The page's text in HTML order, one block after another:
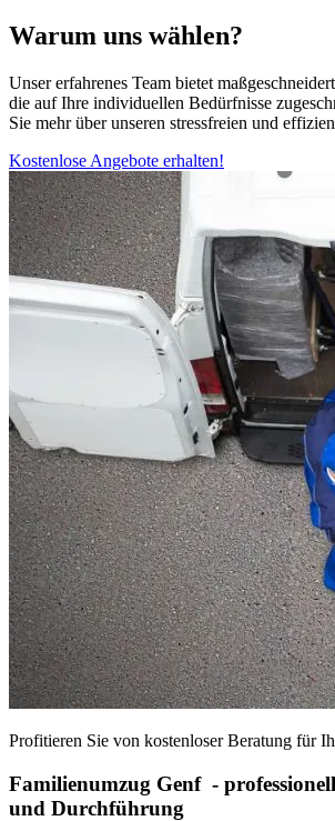
Warum uns wählen?
Unser erfahrenes Team bietet
die auf Ihre individuellen Bedürfnisse
Sie mehr über unseren stressfreien und
Kostenlose Angebote erhalten!
Profitieren Sie von kostenloser Beratung für
Familienumzug Genf ⁠ -
und Durchführung